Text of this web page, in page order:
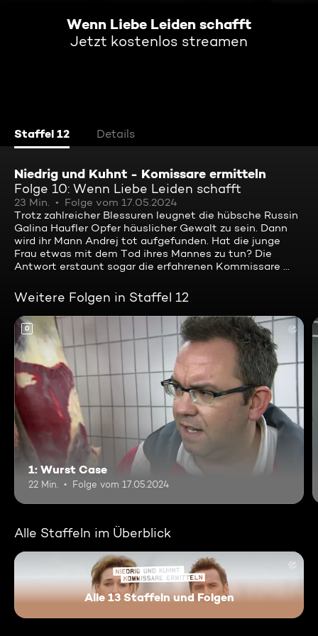
Wenn Liebe Leiden schafft
Jetzt kostenlos streamen
Staffel 12 Details
Niedrig und Kuhnt - Komissare ermitteln
Folge 10: Wenn Liebe Leiden schafft
23 Min.
Folge vom 17.05.2024
Trotz zahlreicher Blessuren leugnet die hübsche Russin
Galina Haufler Opfer häuslicher Gewalt zu sein. Dann
wird ihr Mann Andrej tot aufgefunden. Hat die junge
Frau etwas mit dem Tod ihres Mannes zu tun? Die
Antwort erstaunt sogar die erfahrenen Kommissare ...
Weitere Folgen in Staffel 12
0
1: Wurst Case
22 Min. Folge vom 17.05.2024
Alle Staffeln im Überblick
Niedrig und Kuhnt -
Alle 13 Staffeln und Folgen